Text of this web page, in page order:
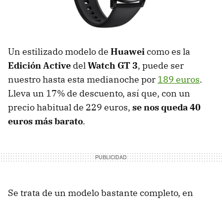
Un estilizado modelo de Huaweicomo es la
Edición Active delWatch GT 3, puede ser
nuestro hasta esta medianoche por 189 euros.
Lleva un 17% de descuento, así que, con un
precio habitual de 229 euros, se nos queda 40
euros más barato.
Se trata de un modelo bastante completo, en